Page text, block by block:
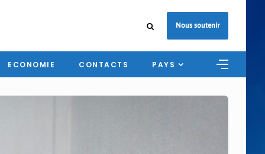
Nous soutenir
ECONOMIE CONTACTS PAYS